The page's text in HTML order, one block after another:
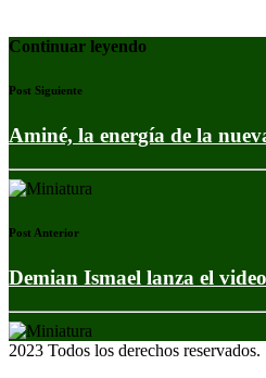
Continuar leyendo
Post Siguiente
Aminé, la energía de la
Post Anterior
Demian Ismael lanza el
2023 Todos los derechos reservados.